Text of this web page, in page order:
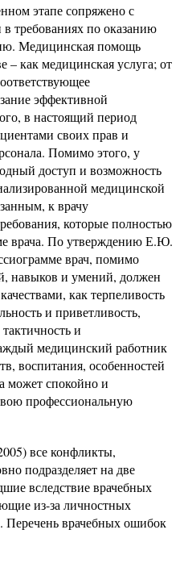
этапе сопряжено с
требованиях по оказанию
Медицинская помощь
– как медицинская услуга; от
эффективной
в настоящий период
своих прав и
Помимо этого, у
доступ и возможность
медицинской
к врачу
которые полностью
врача. По утверждению Е.Ю.
врач, помимо
навыков и умений, должен
как терпеливость
и приветливость,
и
медицинский работник
воспитания, особенностей
может спокойно и
профессиональную
все конфликты,
подразделяет на две
вследствие врачебных
из-за личностных
Перечень врачебных ошибок